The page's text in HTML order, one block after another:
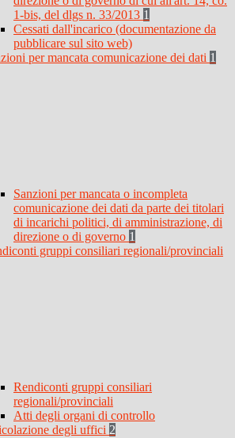
1-bis, del dlgs n. 33/2013 1
Cessati dall'incarico (documentazione da
pubblicare sul sito web)
per mancata comunicazione dei dati 1
Sanzioni per mancata o incompleta
comunicazione dei dati da parte dei titolari
di incarichi politici, di amministrazione, di
direzione o di governo 1
gruppi consiliari regionali/provinciali
Rendiconti gruppi consiliari
regionali/provinciali
Atti degli organi di controllo
degli uffici 2